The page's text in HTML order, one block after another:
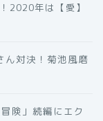
2020年は【愛】
ん対決！菊池風磨
険」続編にエク